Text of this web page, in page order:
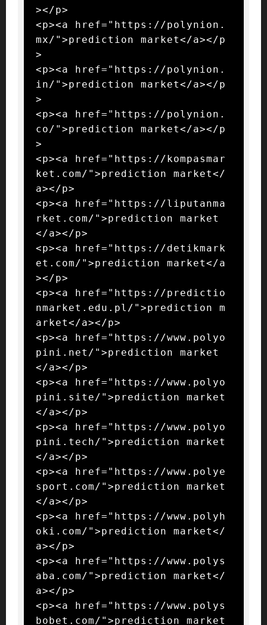
></p>
<p><a href="https://polynion.
mx/">prediction market</a></p
>
<p><a href="https://polynion.
in/">prediction market</a></p
>
<p><a href="https://polynion.
co/">prediction market</a></p
>
<p><a href="https://kompasmar
ket.com/">prediction market</
a></p>
<p><a href="https://liputanma
rket.com/">prediction market
</a></p>
<p><a href="https://detikmark
et.com/">prediction market</a
></p>
<p><a href="https://predictio
nmarket.edu.pl/">prediction m
arket</a></p>
<p><a href="https://www.polyo
pini.net/">prediction market
</a></p>
<p><a href="https://www.polyo
pini.site/">prediction market
</a></p>
<p><a href="https://www.polyo
pini.tech/">prediction market
</a></p>
<p><a href="https://www.polye
sport.com/">prediction market
</a></p>
<p><a href="https://www.polyh
oki.com/">prediction market</
a></p>
<p><a href="https://www.polys
aba.com/">prediction market</
a></p>
<p><a href="https://www.polys
bobet.com/">prediction market